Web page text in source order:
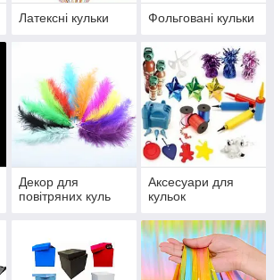
Латексні кульки Фольговані кульки
Декор для
повітряних куль
Аксесуари для
кульок